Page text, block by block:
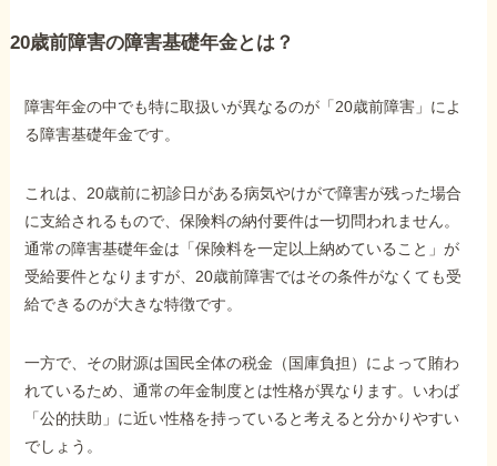
20歳前障害の障害基礎年金とは？
障害年金の中でも特に取扱いが異なるのが「20歳前障害」によ
る障害基礎年金です。
これは、20歳前に初診日がある病気やけがで障害が残った場合
に支給されるもので、保険料の納付要件は一切問われません。
通常の障害基礎年金は「保険料を一定以上納めていること」が
受給要件となりますが、20歳前障害ではその条件がなくても受
給できるのが大きな特徴です。
一方で、その財源は国民全体の税金（国庫負担）によって賄わ
れているため、通常の年金制度とは性格が異なります。いわば
「公的扶助」に近い性格を持っていると考えると分かりやすい
でしょう。